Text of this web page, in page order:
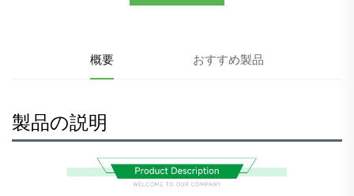
概要 おすすめ製品
製品の説明